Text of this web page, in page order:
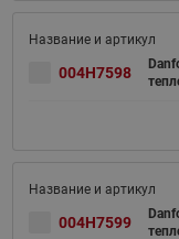
004H7598
004H7599